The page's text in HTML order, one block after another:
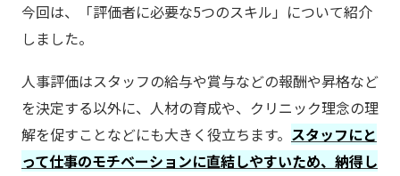
今回は、「評価者に必要な5つのスキル」について紹介
しました。
人事評価はスタッフの給与や賞与などの報酬や昇格など
を決定する以外に、人材の育成や、クリニック理念の理
解を促すことなどにも大きく役立ちます。 スタッフにと
って仕事のモチベーションに直結しやすいため、納得し